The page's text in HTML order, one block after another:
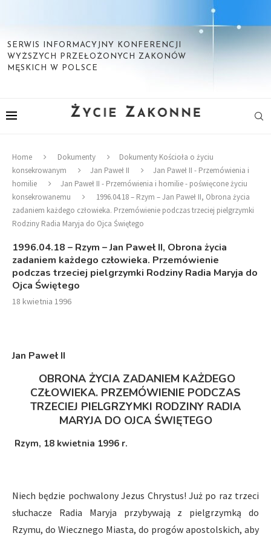
SERWIS INFORMACYJNY KONFERENCJI
WYŻSZYCH PRZEŁOŻONYCH ZAKONÓW
MĘSKICH W POLSCE
Home Dokumenty
Dokumenty Kościoła o życiu
konsekrowanym
Jan Paweł II
Jan Paweł II - Przemówienia i
homilie
Jan Paweł II - Przemówienia i homilie - poświęcone życiu
konsekrowanemu
1996.04.18 – Rzym – Jan Paweł II, Obrona życia
zadaniem każdego człowieka. Przemówienie podczas trzeciej pielgrzymki
Rodziny Radia Maryja do Ojca Świętego
1996.04.18 – Rzym – Jan Paweł II, Obrona życia
zadaniem każdego człowieka. Przemówienie
podczas trzeciej pielgrzymki Rodziny Radia Maryja do
Ojca Świętego
18 kwietnia 1996
Jan Paweł II
OBRONA ŻYCIA ZADANIEM KAŻDEGO
CZŁOWIEKA. PRZEMÓWIENIE PODCZAS
TRZECIEJ PIELGRZYMKI RODZINY RADIA
MARYJA DO OJCA ŚWIĘTEGO
Rzym, 18 kwietnia 1996 r.
Niech będzie pochwalony Jezus Chrystus! Już po raz trzeci
słuchacze Radia Maryja przybywają z pielgrzymką do
Rzymu, do Wiecznego Miasta, do progów apostolskich, aby